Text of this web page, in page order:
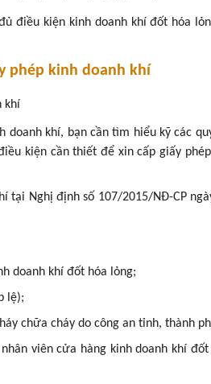
điều kiện kinh doanh khí đốt hóa
phép kinh doanh khí
khí
khí, bạn cần tìm hiểu kỹ các
kiện cần thiết để xin cấp giấy
tại Nghị định số 107/2015/NĐ-CP
doanh khí đốt hóa lỏng;
lệ);
chữa cháy do công an tỉnh, thành
viên cửa hàng kinh doanh khí